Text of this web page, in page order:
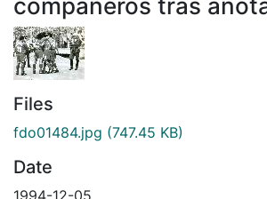
compañeros tras
Files
fdo01484.jpg (747.45 KB)
Date
1994-12-05